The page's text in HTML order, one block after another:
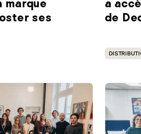
de recherche automatique.
marque
ses
a
de